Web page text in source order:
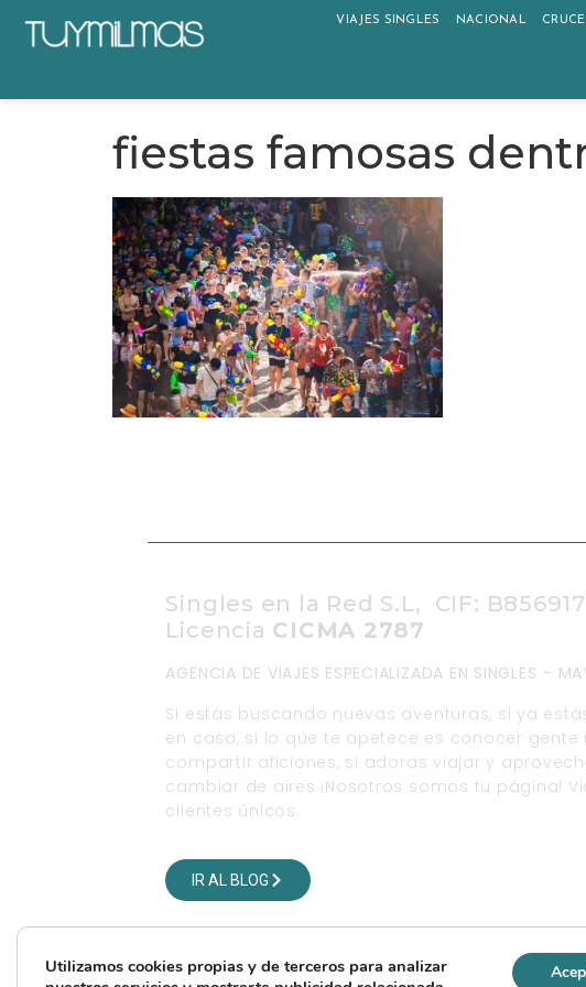
VIAJES SINGLES NACIONAL
fiestas famosas
Singles en la Red S.L, CIF:
Licencia CICMA 2787
AGENCIA DE VIAJES ESPECIALIZADA EN SINGLES –
Si estás buscando nuevas aventuras, si ya
en casa, si lo que te apetece es conocer gente
compartir aficiones, si adoras viajar y
cambiar de aires ¡Nosotros somos tu página!
clientes únicos.
IR AL BLOG
Utilizamos cookies propias y de terceros para analizar